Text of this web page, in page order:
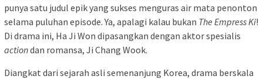
punya satu judul epik yang sukses menguras air mata penonton
selama puluhan episode. Ya, apalagi kalau bukan The Empress Ki!
Di drama ini, Ha Ji Won dipasangkan dengan aktor spesialis
actiondan romansa, Ji Chang Wook.
Diangkat dari sejarah asli semenanjung Korea, drama berskala